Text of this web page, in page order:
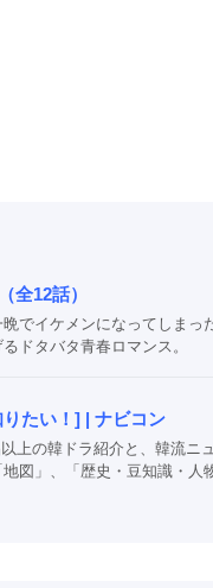
全12話）
でイケメンになってしま
ドタバタ青春ロマンス。
たい！] | ナビコン
上の韓ドラ紹介と、韓流
図」、「歴史・豆知識・人